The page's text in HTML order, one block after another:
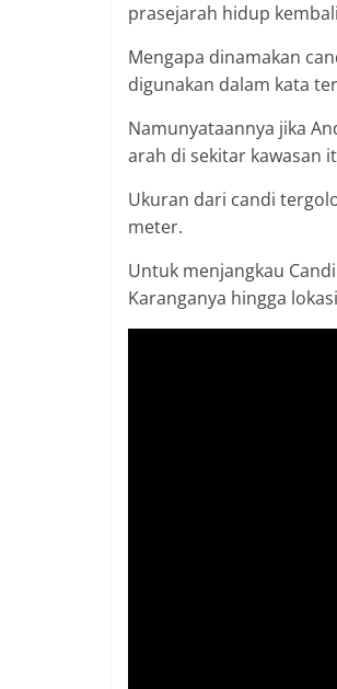
prasejarah hidup
Mengapa dinamakan
digunakan dalam kata
Namunyataannya jika
arah di sekitar kawasan
Ukuran dari candi
meter.
Untuk menjangkau
Karanganya hingga